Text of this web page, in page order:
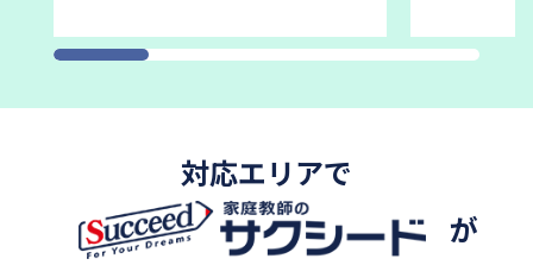
対応エリアで
が